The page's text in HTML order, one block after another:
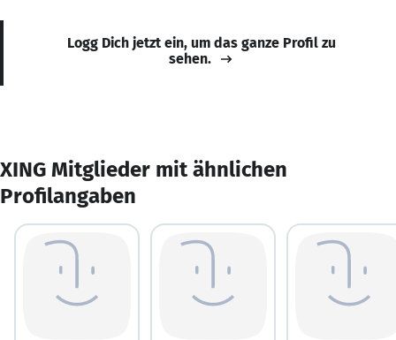
Logg Dich jetzt ein, um das ganze Profil zu
sehen.
XING Mitglieder mit ähnlichen
Profilangaben